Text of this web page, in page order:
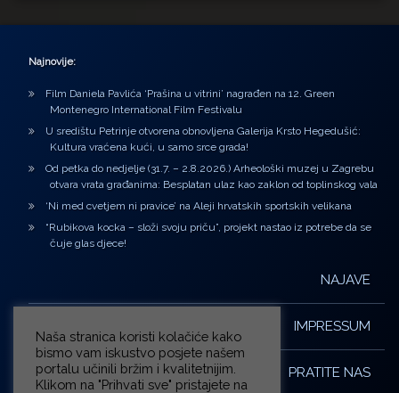
Najnovije:
Film Daniela Pavlića ‘Prašina u vitrini’ nagrađen na 12. Green
Montenegro International Film Festivalu
U središtu Petrinje otvorena obnovljena Galerija Krsto Hegedušić:
Kultura vraćena kući, u samo srce grada!
Od petka do nedjelje (31.7. – 2.8.2026.) Arheološki muzej u Zagrebu
otvara vrata građanima: Besplatan ulaz kao zaklon od toplinskog vala
‘Ni med cvetjem ni pravice’ na Aleji hrvatskih sportskih velikana
“Rubikova kocka – složi svoju priču”, projekt nastao iz potrebe da se
čuje glas djece!
NAJAVE
IMPRESSUM
PRATITE NAS
Naša stranica koristi kolačiće kako
bismo vam iskustvo posjete našem
portalu učinili bržim i kvalitetnijim.
Klikom na "Prihvati sve" pristajete na